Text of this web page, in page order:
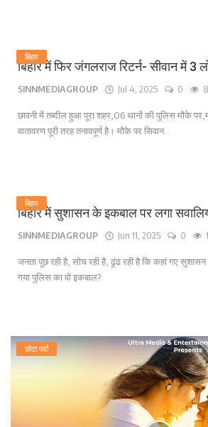
बिहार
बिहार में फिर जंगलराज रिटर्न- सीवान में 3
SINNMEDIAGROUP Jul 4, 2025 0
छावनी में तब्दील हुआ पूरा शहर,06 थानों की पुलिस मौके
वातावरण पूरी तरह तनावपूर्ण है। मौके पर सिवान...
बिहार
बिहार में सुशासन के इकबाल पर लगा
SINNMEDIAGROUP Jun 11, 2025 0
जनता पूछ रही है, सोच रही है, ढूंढ रही है कि कहां गए
गया पुलिस का वो इकबाल?
छोटा पर्दा